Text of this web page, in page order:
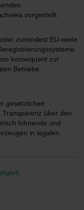
vorgestellt.
zumindest EU-weite
konsequent zur
Betriebe
gesetzlichen
über den
lohnende und
in legalen